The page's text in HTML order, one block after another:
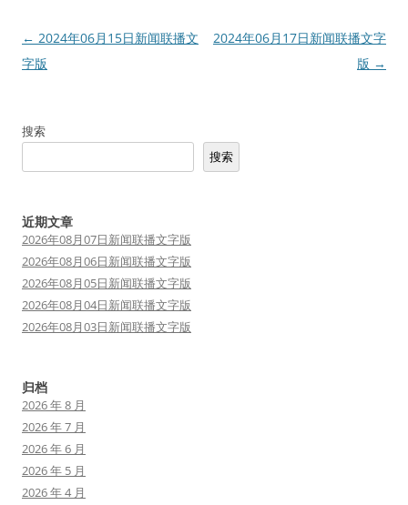
文
章
← 2024年06月15日新闻联播文
字版
2024年06月17日新闻联播文字
版 →
搜索
搜索
近期文章
2026年08月07日新闻联播文字版
2026年08月06日新闻联播文字版
2026年08月05日新闻联播文字版
2026年08月04日新闻联播文字版
2026年08月03日新闻联播文字版
归档
2026 年 8 月
2026 年 7 月
2026 年 6 月
2026 年 5 月
2026 年 4 月